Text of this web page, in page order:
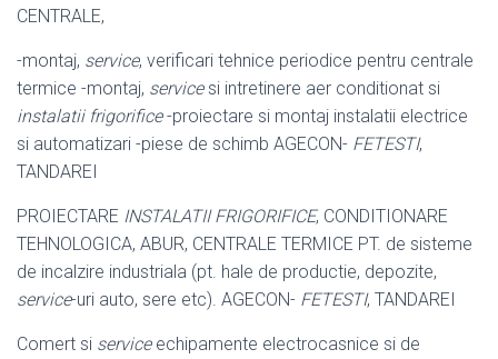
CENTRALE,
-montaj, service, verificari tehnice periodice pentru centrale
termice -montaj, servicesi intretinere aer conditionat si
instalatii frigorifice-proiectare si montaj instalatii electrice
si automatizari -piese de schimb AGECON- FETESTI,
TANDAREI
PROIECTARE INSTALATII FRIGORIFICE, CONDITIONARE
TEHNOLOGICA, ABUR, CENTRALE TERMICE PT. de sisteme
de incalzire industriala (pt. hale de productie, depozite,
service-uri auto, sere etc). AGECON- FETESTI, TANDAREI
Comert si serviceechipamente electrocasnice si de